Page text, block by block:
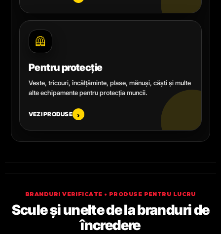
🦺
Pentru protecție
Veste, tricouri, încălțăminte, plase, mănuși, căști și multe
alte echipamente pentru protecția muncii.
VEZI PRODUSE ›
BRANDURI VERIFICATE • PRODUSE PENTRU LUCRU
Scule și unelte de la branduri de
încredere